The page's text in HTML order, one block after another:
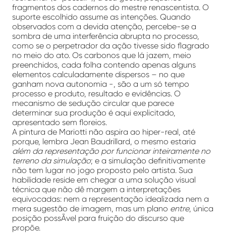
fragmentos dos cadernos do mestre renascentista. O
suporte escolhido assume as intenções. Quando
observados com a devida atenção, percebe-se a
sombra de uma interferência abrupta no processo,
como se o perpetrador da ação tivesse sido flagrado
no meio do ato. Os carbonos que lá jazem, meio
preenchidos, cada folha contendo apenas alguns
elementos calculadamente dispersos – no que
ganham nova autonomia -, são a um só tempo
processo e produto, resultado e evidências. O
mecanismo de sedução circular que parece
determinar sua produção é aqui explicitado,
apresentado sem floreios.
A pintura de Mariotti não aspira ao hiper-real, até
porque, lembra Jean Baudrillard, o mesmo estaria
além da representação por funcionar inteiramente no
terreno da simulação; e a simulação definitivamente
não tem lugar no jogo proposto pelo artista. Sua
habilidade reside em chegar a uma solução visual
técnica que não dê margem a interpretações
equivocadas: nem a representação idealizada nem a
mera sugestão de imagem, mas um plano entre, única
posição possÃ­vel para fruição do discurso que
propõe.